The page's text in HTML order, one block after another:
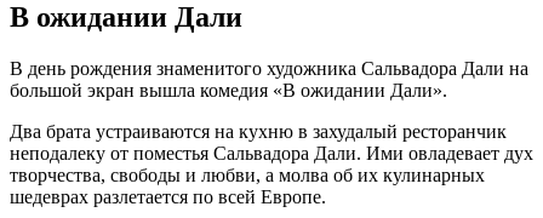
В ожидании Дали
В день рождения знаменитого художника Сальвадора Дали на
большой экран вышла комедия «В ожидании Дали».
Два брата устраиваются на кухню в захудалый ресторанчик
неподалеку от поместья Сальвадора Дали. Ими овладевает дух
творчества, свободы и любви, а молва об их кулинарных
шедеврах разлетается по всей Европе.